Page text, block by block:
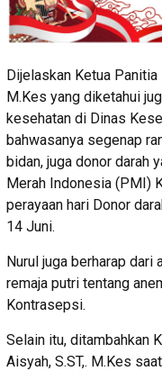
Dijelaskan Ketua Panitia
M.Kes yang diketahui
kesehatan di Dinas
bahwasanya segenap
bidan, juga donor darah
Merah Indonesia (PMI)
perayaan hari Donor
14 Juni.
Nurul juga berharap dari
remaja putri tentang
Kontrasepsi.
Selain itu, ditambahkan
Aisyah, S.ST,. M.Kes